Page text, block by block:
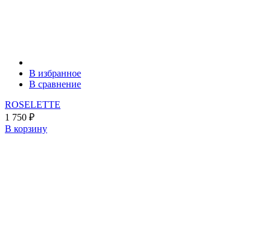
В избранное
В сравнение
ROSELETTE
1 750 ₽
В корзину